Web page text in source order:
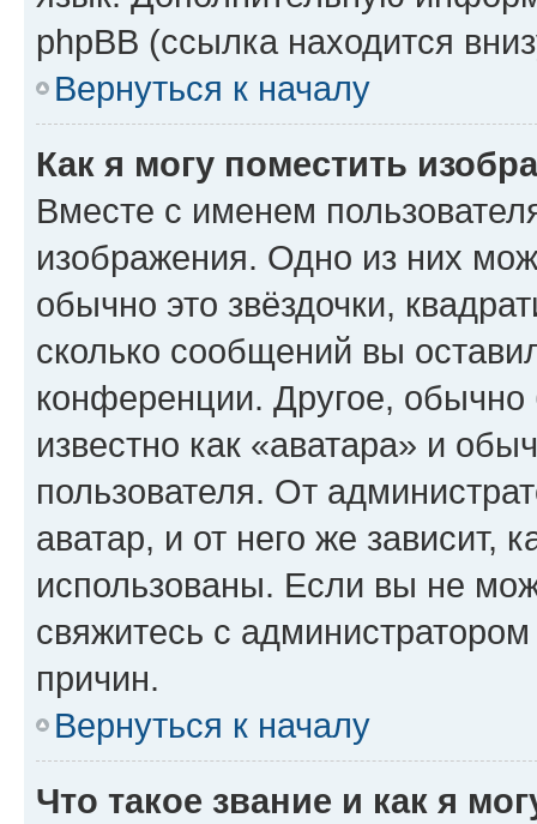
phpBB (ссылка находится
Вернуться к началу
Как я могу поместить
Вместе с именем
изображения. Одно из них
обычно это звёздочки,
сколько сообщений вы
конференции. Другое,
известно как «аватара» и
пользователя. От
аватар, и от него же зависит,
использованы. Если вы не
свяжитесь с
причин.
Вернуться к началу
Что такое звание и как я